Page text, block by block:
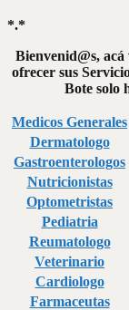
*.*
Bienvenid@s,
ofrecer sus
Bote solo
Medicos Generales
Dermatologo
Gastroenterologos
Nutricionistas
Optometristas
Pediatria
Reumatologo
Veterinario
Cardiologo
Farmaceutas